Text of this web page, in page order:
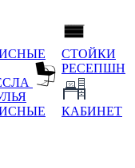
СТОЙКИ
РЕСЕПШН
КАБИНЕТ